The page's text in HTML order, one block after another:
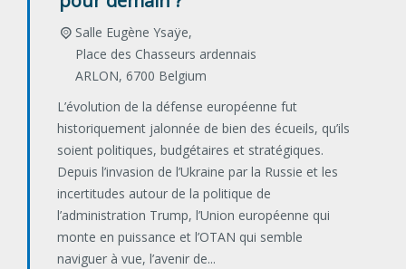
Salle Eugène Ysaÿe,
Place des Chasseurs ardennais
ARLON, 6700 Belgium
L’évolution de la défense européenne fut
historiquement jalonnée de bien des écueils, qu’ils
soient politiques, budgétaires et stratégiques.
Depuis l’invasion de l’Ukraine par la Russie et les
incertitudes autour de la politique de
l’administration Trump, l’Union européenne qui
monte en puissance et l’OTAN qui semble
naviguer à vue, l’avenir de...